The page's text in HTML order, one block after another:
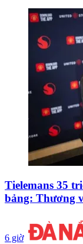
Tielemans 35
bảng: Thương
6 giờ